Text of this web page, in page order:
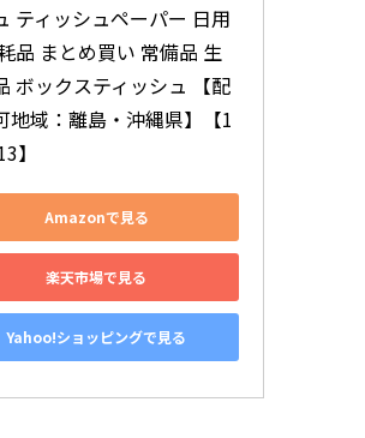
ティッシュペーパー 日用
品 まとめ買い 常備品 生
ボックスティッシュ 【配
地域：離島・沖縄県】【1
】
Amazonで見る
楽天市場で見る
Yahoo!ショッピングで見る